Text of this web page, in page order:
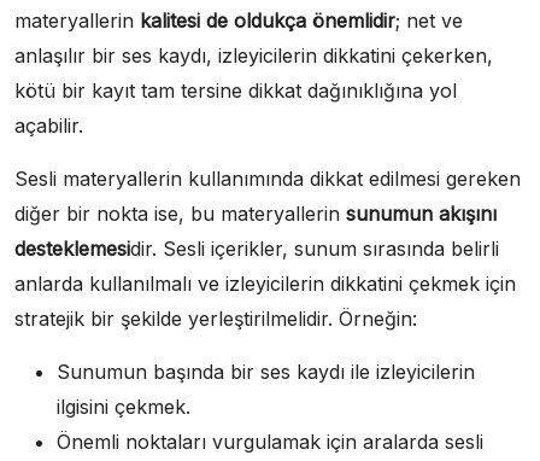
materyallerin kalitesi de oldukça önemlidir; net ve
anlaşılır bir ses kaydı, izleyicilerin dikkatini çekerken,
kötü bir kayıt tam tersine dikkat dağınıklığına yol
açabilir.
Sesli materyallerin kullanımında dikkat edilmesi gereken
diğer bir nokta ise, bu materyallerin sunumun akışını
desteklemesidir. Sesli içerikler, sunum sırasında belirli
anlarda kullanılmalı ve izleyicilerin dikkatini çekmek için
stratejik bir şekilde yerleştirilmelidir. Örneğin:
Sunumun başında bir ses kaydı ile izleyicilerin
ilgisini çekmek.
Önemli noktaları vurgulamak için aralarda sesli